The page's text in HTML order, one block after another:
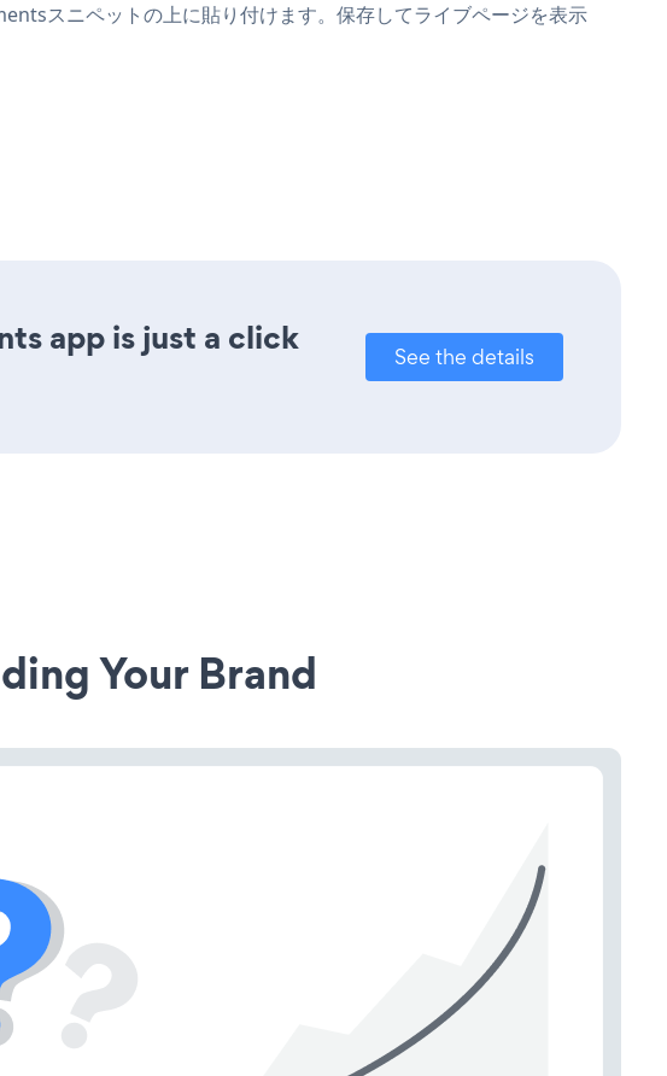
スニペットの上に貼り付けます。保存してライブページを表示
app is just a click
See the details
Your Brand